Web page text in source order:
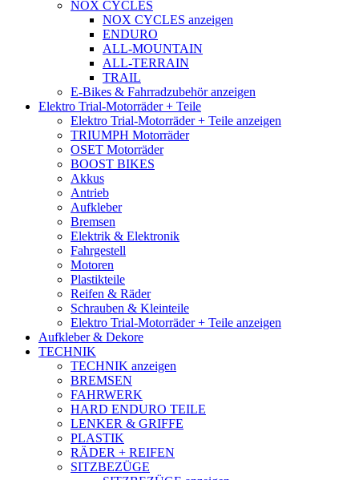
NOX CYCLES
NOX CYCLES anzeigen
ENDURO
ALL-MOUNTAIN
ALL-TERRAIN
TRAIL
E-Bikes & Fahrradzubehör anzeigen
Elektro Trial-Motorräder + Teile
Elektro Trial-Motorräder + Teile anzeigen
TRIUMPH Motorräder
OSET Motorräder
BOOST BIKES
Akkus
Antrieb
Aufkleber
Bremsen
Elektrik & Elektronik
Fahrgestell
Motoren
Plastikteile
Reifen & Räder
Schrauben & Kleinteile
Elektro Trial-Motorräder + Teile anzeigen
Aufkleber & Dekore
TECHNIK
TECHNIK anzeigen
BREMSEN
FAHRWERK
HARD ENDURO TEILE
LENKER & GRIFFE
PLASTIK
RÄDER + REIFEN
SITZBEZÜGE